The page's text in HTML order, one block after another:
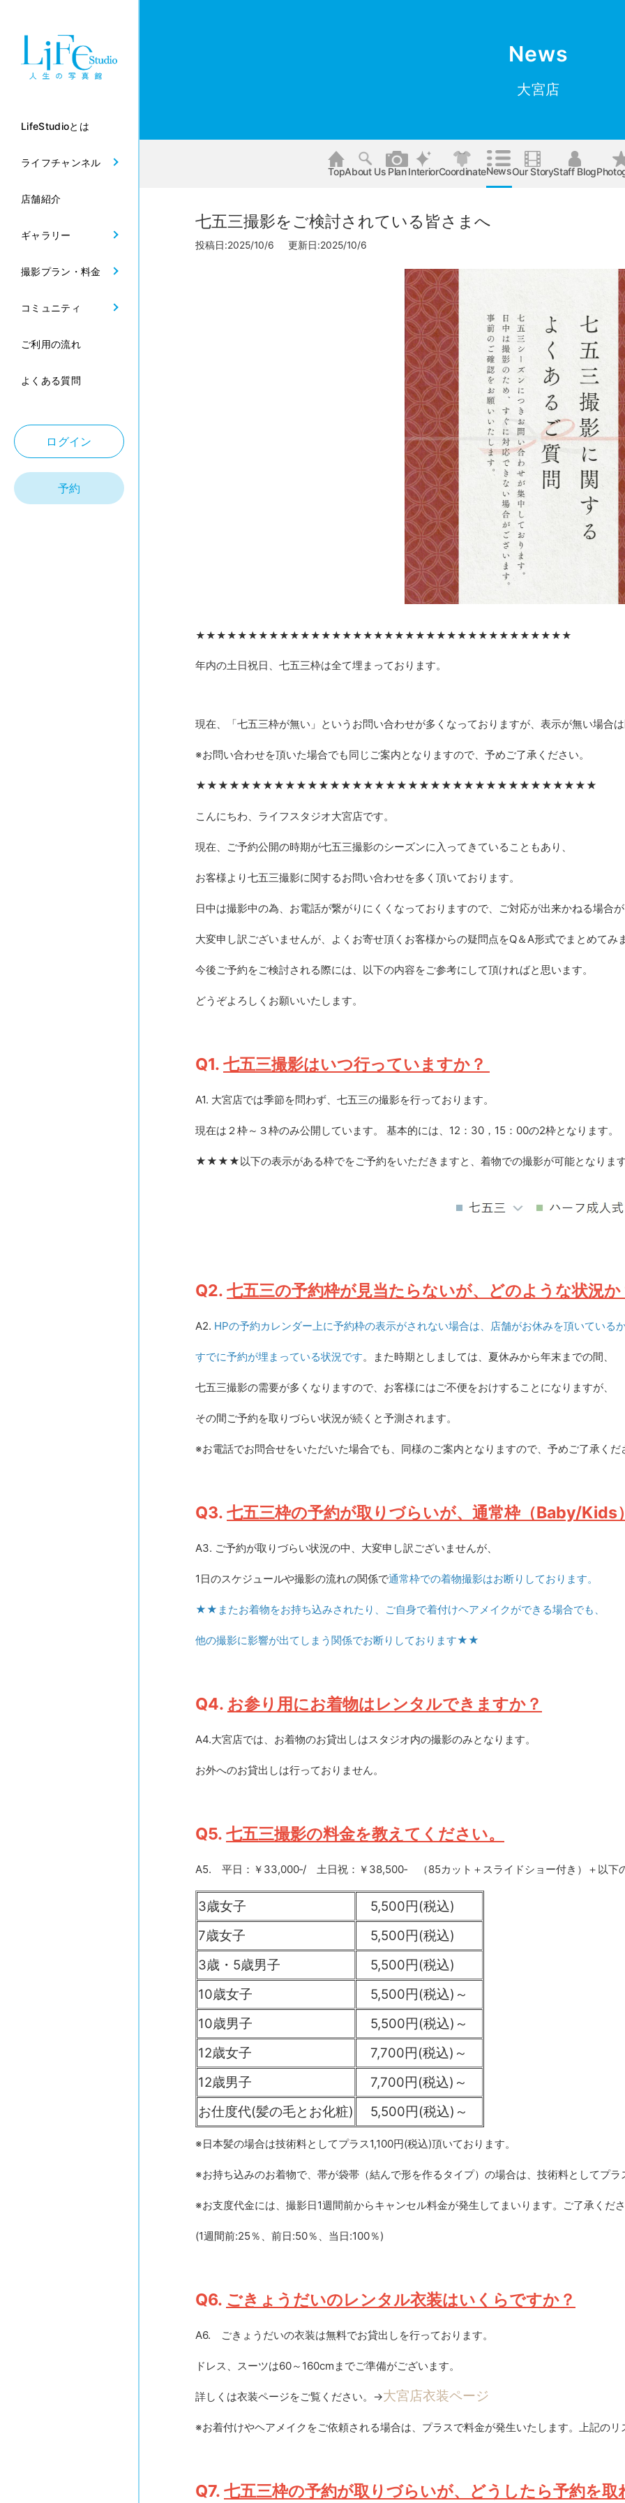
LifeStudioとは
ライフチャンネル
店舗紹介
ギャラリー
撮影プラン・料金
コミュニティ
ご利用の流れ
よくある質問
ログイン
予約
News
大宮店
TopAbout Us PlanInteriorCoordinateNewsOur StoryStaff Blog
七五三撮影をご検討されている皆さまへ
投稿日:2025/10/6 更新日:2025/10/6
★★★★★★★★★★★★★★★★★★★★★★★★★★★★★★★★★★★★
年内の土日祝日、七五三枠は全て埋まっております。
現在、「七五三枠が無い」というお問い合わせが多くなっておりますが、表示が無い場合は
※お問い合わせを頂いた場合でも同じご案内となりますので、予めご了承ください。
★★★★★★★★★★★★★★★★★★★★★★★★★★★★★★★★★★★★
こんにちわ、ライフスタジオ大宮店です。
現在、ご予約公開の時期が七五三撮影のシーズンに入ってきていることもあり、
お客様より七五三撮影に関するお問い合わせを多く頂いております。
日中は撮影中の為、お電話が繋がりにくくなっておりますので、ご対応が出来かねる場合が
大変申し訳ございませんが、よくお寄せ頂くお客様からの疑問点をQ＆A形式でまとめてみ
今後ご予約をご検討される際には、以下の内容をご参考にして頂ければと思います。
どうぞよろしくお願いいたします。
Q1. 七五三撮影はいつ行っていますか？
A1. 大宮店では季節を問わず、七五三の撮影を行っております。
現在は２枠～３枠のみ公開しています。 基本的には、12：30，15：00の2枠となります。
★★★★以下の表示がある枠でをご予約をいただきますと、着物での撮影が可能とな
Q2. 七五三の予約枠が見当たらないが、どのような状況か
A2. HPの予約カレンダー上に予約枠の表示がされない場合は、店舗がお休みを頂いているか
すでに予約が埋まっている状況です。また時期としましては、夏休みから年末までの間、
七五三撮影の需要が多くなりますので、お客様にはご不便をおけすることになりますが、
その間ご予約を取りづらい状況が続くと予測されます。
※お電話でお問合せをいただいた場合でも、同様のご案内となりますので、予めご了承くだ
Q3. 七五三枠の予約が取りづらいが、通常枠（Baby/Kids
A3. ご予約が取りづらい状況の中、大変申し訳ございませんが、
1日のスケジュールや撮影の流れの関係で通常枠での着物撮影はお断りしております。
★★またお着物をお持ち込みされたり、ご自身で着付けヘアメイクができる場合でも、
他の撮影に影響が出てしまう関係でお断りしております★★
Q4. お参り用にお着物はレンタルできますか？
A4.大宮店では、お着物のお貸出しはスタジオ内の撮影のみとなります。
お外へのお貸出しは行っておりません。
Q5. 七五三撮影の料金を教えてください。
A5. 平日：￥33,000‐/ 土日祝：￥38,500‐ （85カット＋スライドショー付き）＋以下の
3歳女子
5,500円(税込)
7歳女子
5,500円(税込)
3歳・5歳男子
5,500円(税込)
10歳女子
5,500円(税込)～
10歳男子
5,500円(税込)～
12歳女子
7,700円(税込)～
12歳男子
7,700円(税込)～
お仕度代(髪の毛とお化粧)
5,500円(税込)～
※日本髪の場合は技術料としてプラス1,100円(税込)頂いております。
※お持ち込みのお着物で、帯が袋帯（結んで形を作るタイプ）の場合は、技術料としてプラ
※お支度代金には、撮影日1週間前からキャンセル料金が発生してまいります。ご了承くださ
(1週間前:25％、前日:50％、当日:100％)
Q6. ごきょうだいのレンタル衣装はいくらですか？
A6. ごきょうだいの衣装は無料でお貸出しを行っております。
ドレス、スーツは60～160cmまでご準備がございます。
詳しくは衣装ページをご覧ください。→大宮店衣装ページ
※お着付けやヘアメイクをご依頼される場合は、プラスで料金が発生いたします。上記のリ
Q7. 七五三枠の予約が取りづらいが、どうしたら予約を取